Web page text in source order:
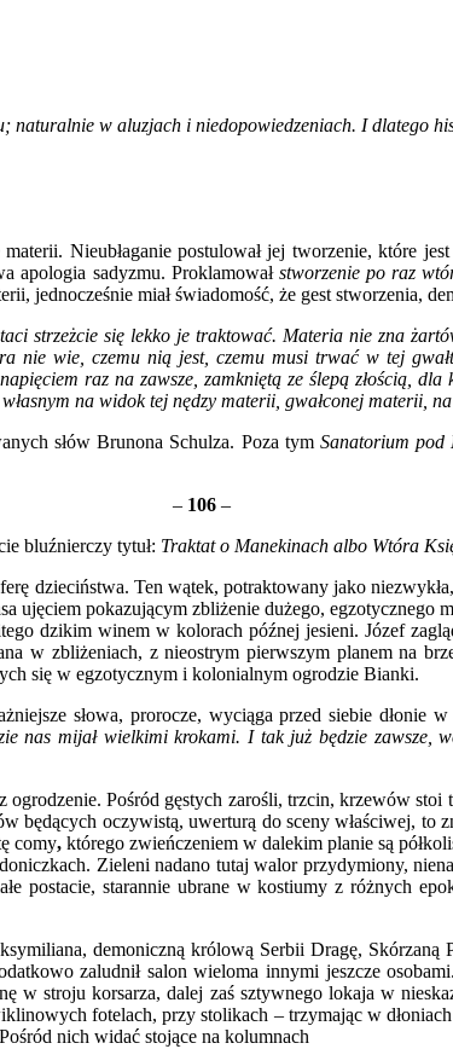
w aluzjach i niedopowiedzeniach. I dlatego
Nieubłaganie postulował jej tworzenie, które
apologia sadyzmu. Proklamował stworzenie po raz
jednocześnie miał świadomość, że gest stworzenia,
strzeżcie się lekko je traktować. Materia nie zna
nie wie, czemu nią jest, czemu musi trwać w tej
raz na zawsze, zamkniętą ze ślepą złością,
na widok tej nędzy materii, gwałconej materii,
słów Brunona Schulza. Poza tym Sanatorium pod
– 106 –
bluźnierczy tytuł: Traktat o Manekinach albo Wtóra
dzieciństwa. Ten wątek, potraktowany jako
pokazującym zbliżenie dużego, egzotycznego
dzikim winem w kolorach późnej jesieni. Józef
w zbliżeniach, z nieostrym pierwszym planem na
się w egzotycznym i kolonialnym ogrodzie Bianki.
słowa, prorocze, wyciąga przed siebie dłonie w
nas mijał wielkimi krokami. I tak już będzie
Pośród gęstych zarośli, trzcin, krzewów
będących oczywistą, uwerturą do sceny właściwej, to
comy,którego zwieńczeniem w dalekim planie są
Zieleni nadano tutaj walor przydymiony,
postacie, starannie ubrane w kostiumy z różnych
demoniczną królową Serbii Dragę, Skórzaną
zaludnił salon wieloma innymi jeszcze
stroju korsarza, dalej zaś sztywnego lokaja w
fotelach, przy stolikach – trzymając w
nich widać stojące na kolumnach